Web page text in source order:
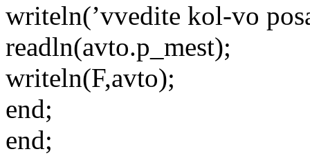
writeln(’vvedite kol-vo
readln(avto.p_mest);
writeln(F,avto);
end;
end;